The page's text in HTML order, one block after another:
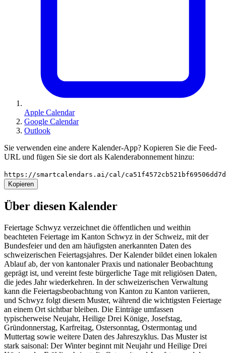
Apple Calendar
Google Calendar
Outlook
Sie verwenden eine andere Kalender-App? Kopieren Sie die Feed-
URL und fügen Sie sie dort als Kalenderabonnement hinzu:
https://smartcalendars.ai/cal/
Kopieren
Über diesen Kalender
Feiertage Schwyz verzeichnet die öffentlichen und weithin
beachteten Feiertage im Kanton Schwyz in der Schweiz, mit der
Bundesfeier und den am häufigsten anerkannten Daten des
schweizerischen Feiertagsjahres. Der Kalender bildet einen lokalen
Ablauf ab, der von kantonaler Praxis und nationaler Beobachtung
geprägt ist, und vereint feste bürgerliche Tage mit religiösen Daten,
die jedes Jahr wiederkehren. In der schweizerischen Verwaltung
kann die Feiertagsbeobachtung von Kanton zu Kanton variieren,
und Schwyz folgt diesem Muster, während die wichtigsten Feiertage
an einem Ort sichtbar bleiben. Die Einträge umfassen
typischerweise Neujahr, Heilige Drei Könige, Josefstag,
Gründonnerstag, Karfreitag, Ostersonntag, Ostermontag und
Muttertag sowie weitere Daten des Jahreszyklus. Das Muster ist
stark saisonal: Der Winter beginnt mit Neujahr und Heilige Drei